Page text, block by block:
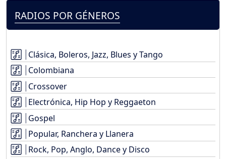
RADIOS POR GÉNEROS
Clásica, Boleros, Jazz, Blues y Tango
Colombiana
Crossover
Electrónica, Hip Hop y Reggaeton
Gospel
Popular, Ranchera y Llanera
Rock, Pop, Anglo, Dance y Disco